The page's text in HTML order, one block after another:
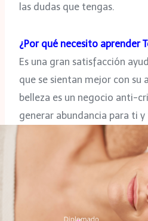
las dudas que tengas.
¿Por qué necesito aprender
Es una gran satisfacción
que se sientan mejor con su
belleza es un negocio anti-
generar abundancia para ti